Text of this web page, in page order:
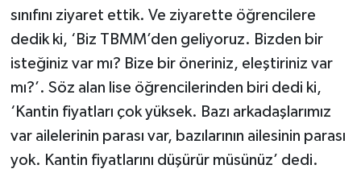
sınıfını ziyaret ettik. Ve ziyarette öğrencilere
dedik ki, ‘Biz TBMM’den geliyoruz. Bizden bir
isteğiniz var mı? Bize bir öneriniz, eleştiriniz var
mı?’. Söz alan lise öğrencilerinden biri dedi ki,
‘Kantin fiyatları çok yüksek. Bazı arkadaşlarımız
var ailelerinin parası var, bazılarının ailesinin parası
yok. Kantin fiyatlarını düşürür müsünüz’ dedi.